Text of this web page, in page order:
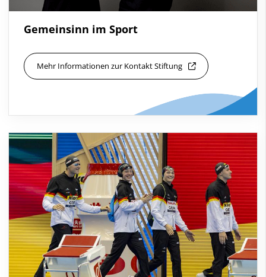
Gemeinsinn im Sport
Mehr Informationen zur Kontakt Stiftung